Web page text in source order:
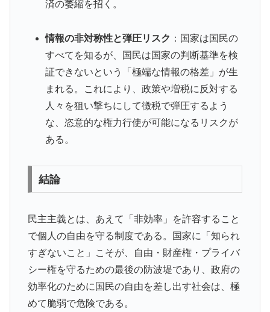
済の萎縮を招く。
情報の非対称性と弾圧リスク ：国家は国民の
すべてを知るが、国民は国家の判断基準を検
証できないという「極端な情報の格差」が生
まれる。これにより、政策や増税に反対する
人々を狙い撃ちにして徴税で弾圧するよう
な、恣意的な権力行使が可能になるリスクが
ある。
結論
民主主義とは、あえて「非効率」を許容すること
で個人の自由を守る制度である。国家に「知られ
すぎないこと」こそが、自由・財産権・プライバ
シー権を守るための最後の防波堤であり、政府の
効率化のために国民の自由を差し出す社会は、極
めて脆弱で危険である。